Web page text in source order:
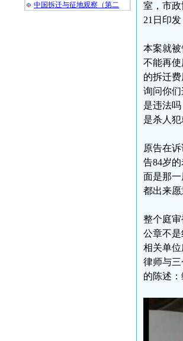
中国拆迁与征地观察（第二
室，市
21日印发
本案就
不能再
的拆迁
询问你
是违法
是杀人
原告在
告84岁
面是那
都出来
整个庭
公章不
相关单
律师与
的陈述